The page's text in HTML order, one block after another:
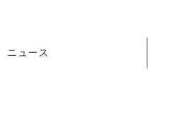
ニュース